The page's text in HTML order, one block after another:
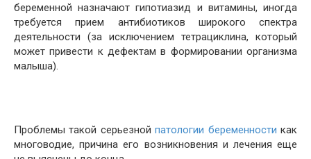
беременной назначают гипотиазид и витамины, иногда
требуется прием антибиотиков широкого спектра
деятельности (за исключением тетрациклина, который
может привести к дефектам в формировании организма
малыша).
Проблемы такой серьезнойпатологии беременности как
многоводие, причина его возникновения и лечения еще